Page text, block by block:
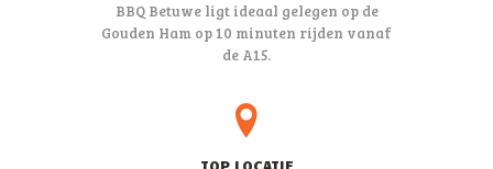
BBQ Betuwe ligt ideaal gelegen op de
Gouden Ham op 10 minuten rijden vanaf
de A15.